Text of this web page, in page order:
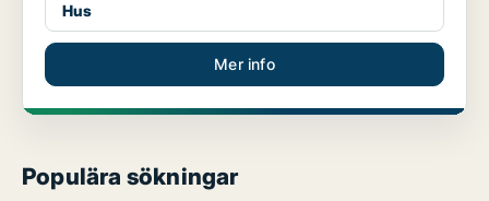
Hus
Mer info
Populära sökningar